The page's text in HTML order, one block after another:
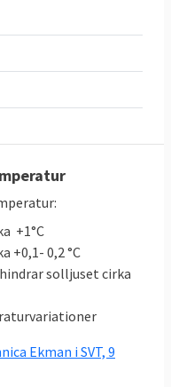
med3,955
inlagring
totalt47,321
Mt
för att se
ton
+1°C
+0,1- 0,2 °C
solljuset cirka
Ekman i SVT, 9